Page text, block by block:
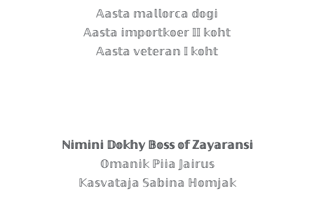
𝔸𝕒𝕤𝕥𝕒 𝕞𝕒𝕝𝕝𝕠𝕣𝕔𝕒 𝕕𝕠𝕘𝕚
𝔸𝕒𝕤𝕥𝕒 𝕚𝕞𝕡𝕠𝕣𝕥𝕜𝕠𝕖𝕣 𝕀𝕀 𝕜𝕠𝕙𝕥
𝔸𝕒𝕤𝕥𝕒 𝕧𝕖𝕥𝕖𝕣𝕒𝕟 𝕀 𝕜𝕠𝕙𝕥
ℕ𝕚𝕞𝕚𝕟𝕚 𝔻𝕠𝕜𝕙𝕪 𝔹𝕠𝕤𝕤 𝕠𝕗 ℤ𝕒𝕪𝕒𝕣𝕒𝕟𝕤𝕚
𝕆𝕞𝕒𝕟𝕚𝕜 ℙ𝕚𝕚𝕒 𝕁𝕒𝕚𝕣𝕦𝕤
𝕂𝕒𝕤𝕧𝕒𝕥𝕒𝕛𝕒 𝕊𝕒𝕓𝕚𝕟𝕒 ℍ𝕠𝕞𝕛𝕒𝕜